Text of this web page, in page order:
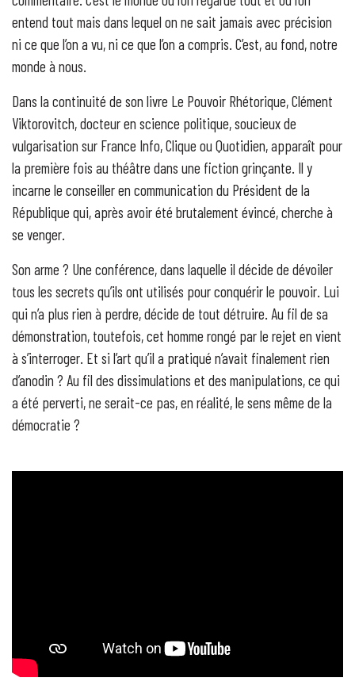
entend tout mais dans lequel on ne sait jamais avec précision
ni ce que l’on a vu, ni ce que l’on a compris. C’est, au fond, notre
monde à nous.
Dans la continuité de son livre Le Pouvoir Rhétorique, Clément
Viktorovitch, docteur en science politique, soucieux de
vulgarisation sur France Info, Clique ou Quotidien, apparaît pour
la première fois au théâtre dans une fiction grinçante. Il y
incarne le conseiller en communication du Président de la
République qui, après avoir été brutalement évincé, cherche à
se venger.
Son arme ? Une conférence, dans laquelle il décide de dévoiler
tous les secrets qu’ils ont utilisés pour conquérir le pouvoir. Lui
qui n’a plus rien à perdre, décide de tout détruire. Au fil de sa
démonstration, toutefois, cet homme rongé par le rejet en vient
à s’interroger. Et si l’art qu’il a pratiqué n’avait finalement rien
d’anodin ? Au fil des dissimulations et des manipulations, ce qui
a été perverti, ne serait-ce pas, en réalité, le sens même de la
démocratie ?